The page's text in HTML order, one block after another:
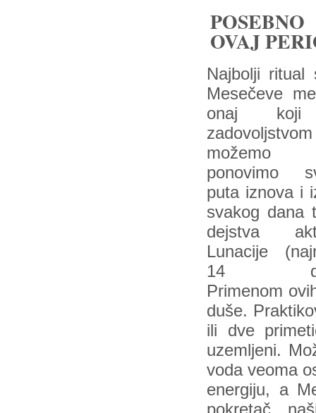
OVAJ
Najbolji ritual
Mesečeve
onaj
zadovoljstvom
ponovimo
puta iznova i
svakog dana
dejstva
Lunacije
14
Primenom
duše.
ili dve
uzemljeni.
voda veoma
energiju, a